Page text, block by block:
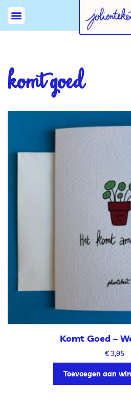
komt goed
Komt Goed –
€ 3,95
Toevoegen aan